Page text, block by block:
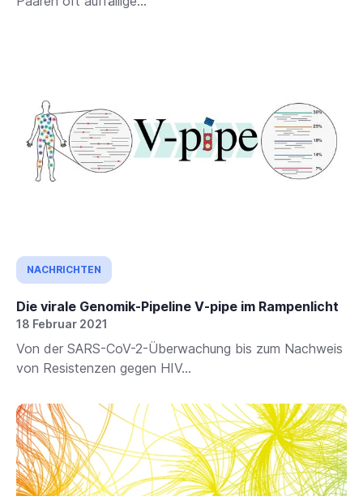
NACHRICHTEN
Die virale Genomik-Pipeline V-pipe im Rampenlicht
18 Februar 2021
Von der SARS-CoV-2-Überwachung bis zum Nachweis
von Resistenzen gegen HIV...